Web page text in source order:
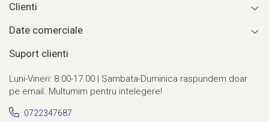
Clienti
Date comerciale
Suport clienti
Luni-Vineri: 8.00-17.00 | Sambata-Duminica raspundem doar
pe email. Multumim pentru intelegere!
0722347687